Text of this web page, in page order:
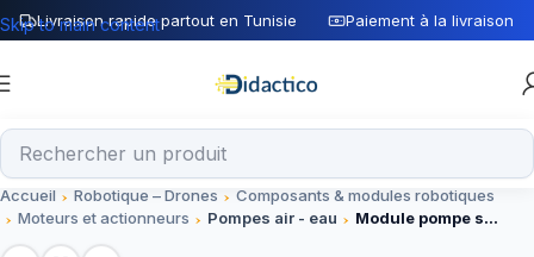
Livraison rapide partout en Tunisie Paiement à la livraison
Skip to main content
Accueil Robotique – Drones
Composants & modules robotiques
Moteurs et actionneurs
Pompes air - eau Module pompe submersible USB 5V silencieuse – Électronique